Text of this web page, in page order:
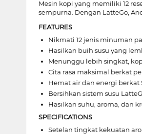
Mesin kopi yang memiliki 12
sempurna. Dengan LatteGo,
FEATURES
Nikmati 12 jenis minuman
Hasilkan buih susu yang
Menunggu lebih singkat,
Cita rasa maksimal berkat
Hemat air dan energi berkat
Bersihkan sistem susu
Hasilkan suhu, aroma, dan
SPECIFICATIONS
Setelan tingkat kekuatan